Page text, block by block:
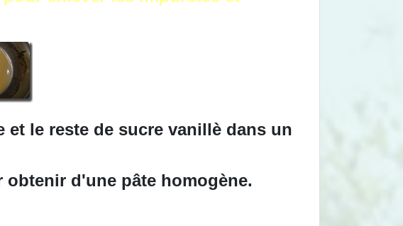
et le reste de sucre vanillè dans un
d'une pâte homogène.